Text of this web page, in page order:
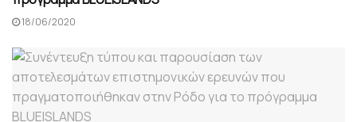
18/06/2020